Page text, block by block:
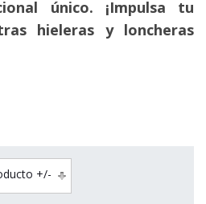
único. ¡Impulsa tu
hieleras y loncheras
+/-